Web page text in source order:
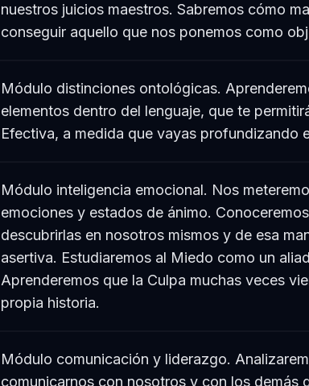
nuestros juicios maestros. Sabremos cómo
conseguir aquello que nos ponemos como
Módulo distinciones ontológicas.
elementos dentro del lenguaje, que te
Efectiva, a medida que vayas profundizando
Módulo inteligencia emocional. Nos
emociones y estados de ánimo.
descubrirlas en nosotros mismos y de esa
asertiva. Estudiaremos al Miedo como un
Aprenderemos que la Culpa muchas veces
propia historia.
Módulo comunicación y liderazgo.
comunicarnos con nosotros y con los demás